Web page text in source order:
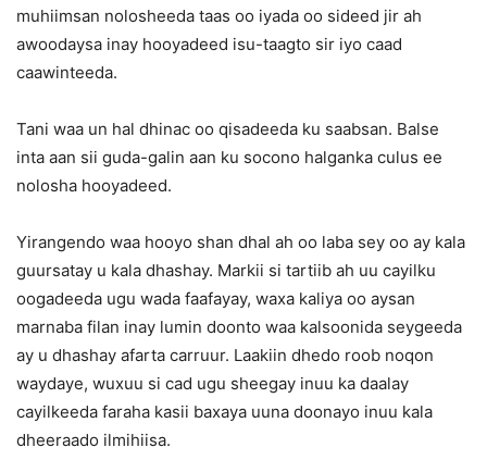
muhiimsan nolosheeda taas oo iyada oo sideed jir ah
awoodaysa inay hooyadeed isu-taagto sir iyo caad
caawinteeda.
Tani waa un hal dhinac oo qisadeeda ku saabsan. Balse
inta aan sii guda-galin aan ku socono halganka culus ee
nolosha hooyadeed.
Yirangendo waa hooyo shan dhal ah oo laba sey oo ay kala
guursatay u kala dhashay. Markii si tartiib ah uu cayilku
oogadeeda ugu wada faafayay, waxa kaliya oo aysan
marnaba filan inay lumin doonto waa kalsoonida seygeeda
ay u dhashay afarta carruur. Laakiin dhedo roob noqon
waydaye, wuxuu si cad ugu sheegay inuu ka daalay
cayilkeeda faraha kasii baxaya uuna doonayo inuu kala
dheeraado ilmihiisa.